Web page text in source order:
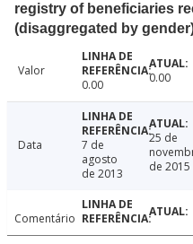
registry of beneficiaries
(disaggregated by
Valor
0.00
0.00
Data
7 de
agosto
de 2013
25 de
de 2015
Comentário